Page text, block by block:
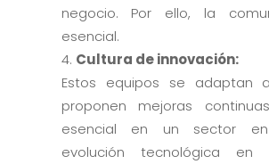
negocio. Por ello, la
esencial.
Cultura de innovación:
Estos equipos se adaptan
proponen mejoras
esencial en un sector
evolución tecnológica